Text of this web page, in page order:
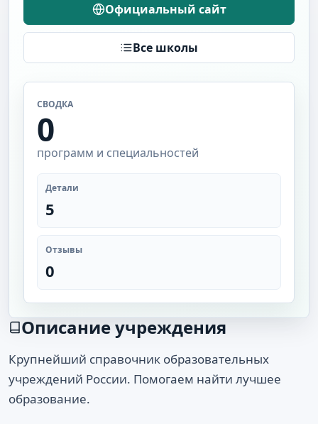
Официальный сайт
Все школы
СВОДКА
0
программ и специальностей
Детали
5
Отзывы
0
Описание учреждения
Крупнейший справочник образовательных
учреждений России. Помогаем найти лучшее
образование.